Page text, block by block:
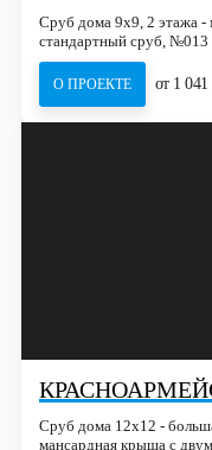
Сруб дома 9х9, 2 этажа -
стандартный сруб, №013
О ПРОЕКТЕ от 1 041
Сруб дома 12х12 -
мансардная крыша с